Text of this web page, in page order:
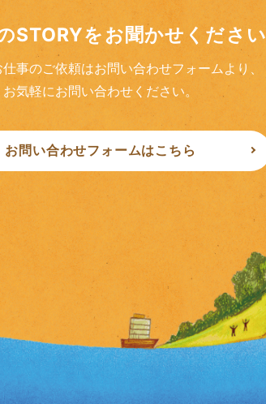
STORYをお聞かせください
事のご依頼はお問い合わせフォームより、
お気軽にお問い合わせください。
お問い合わせフォームはこちら